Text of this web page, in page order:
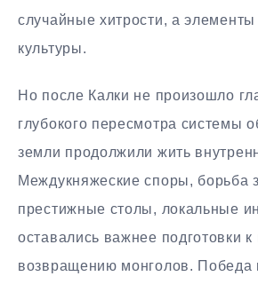
случайные хитрости, а
культуры.
Но после Калки не произошло
глубокого пересмотра системы
земли продолжили жить
Междукняжеские споры, борьба
престижные столы, локальные
оставались важнее подготовки
возвращению монголов. Победа